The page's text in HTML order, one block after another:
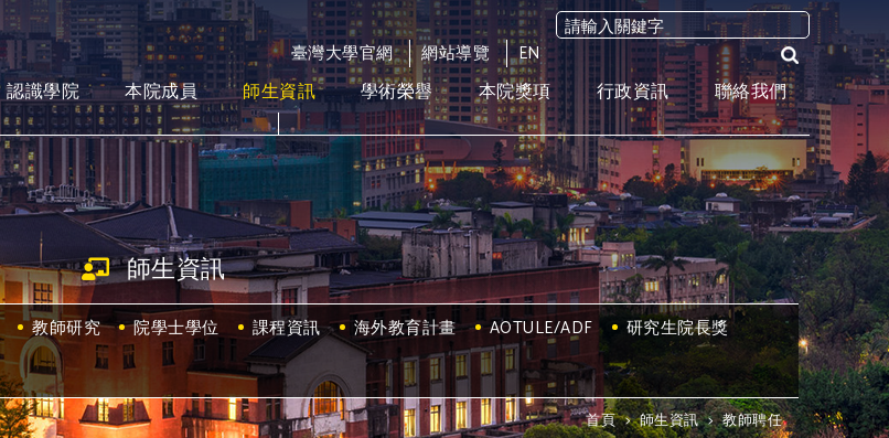
臺灣大學官網 網站導覽 EN
認識學院 本院成員 師生資訊 學術榮譽 本院獎項 行政資訊 聯絡我們
師生資訊
教師研究 院學士學位 課程資訊 海外教育計畫 AOTULE/ADF
研究生院長獎
首頁 > 師生資訊 > 教師聘任